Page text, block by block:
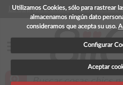
Utilizamos Cookies, sólo para rastrear
almacenamos ningún dato
consideramos que acepta su uso.
Configurar
Aceptar
La app para android esta en
zoom_in